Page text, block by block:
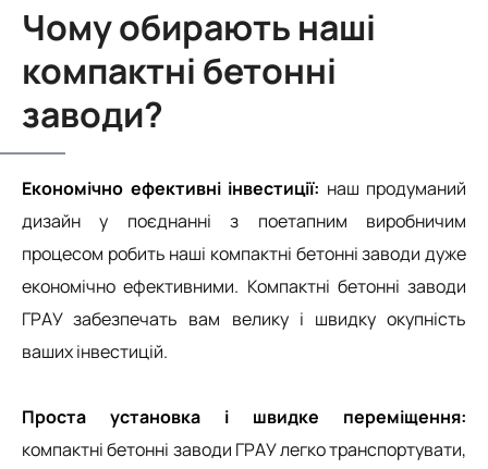
Чому обирають наші
компактні бетонні
заводи?
Економічно ефективні інвестиції: наш продуманий
дизайн у поєднанні з поетапним виробничим
процесом робить наші компактні бетонні заводи дуже
економічно ефективними. Компактні бетонні заводи
ГРАУ забезпечать вам велику і швидку окупність
ваших інвестицій.
Проста установка і швидке переміщення:
компактні бетонні заводи ГРАУ легко транспортувати,